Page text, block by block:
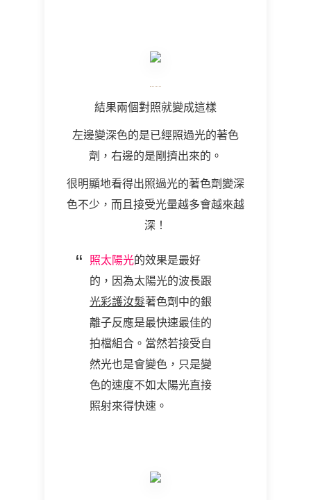
結果兩個對照就變成這樣
左邊變深色的是已經照過光的著色
劑，右邊的是剛擠出來的。
很明顯地看得出照過光的著色劑變深
色不少，而且接受光量越多會越來越
深！
照太陽光的效果是最好
的，因為太陽光的波長跟
光彩護汝髮著色劑中的銀
離子反應是最快速最佳的
拍檔組合。當然若接受自
然光也是會變色，只是變
色的速度不如太陽光直接
照射來得快速。